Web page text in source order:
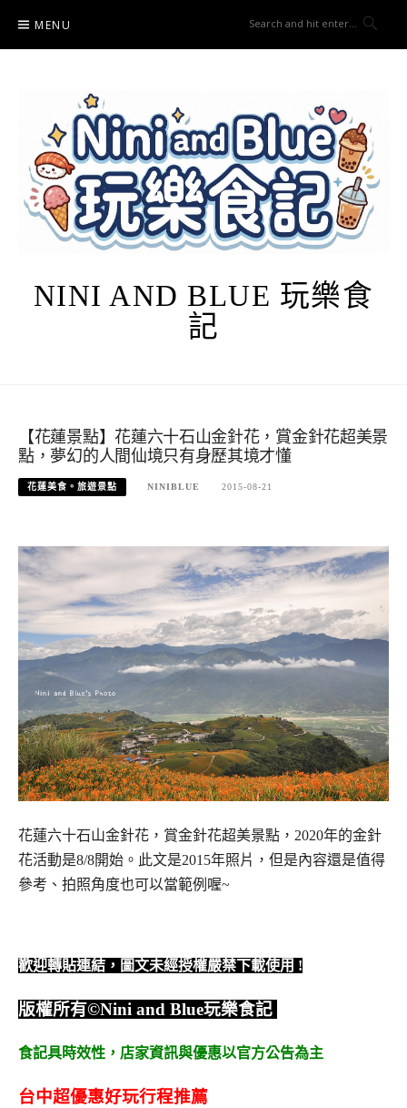
content
MENU
NINI AND BLUE 玩樂食
記
【花蓮景點】花蓮六十石山金針花，賞金針花超美景
點，夢幻的人間仙境只有身歷其境才懂
花蓮美食。旅遊景點 NINIBLUE 2015-08-21
花蓮六十石山金針花，賞金針花超美景點，2020年的金針
花活動是8/8開始。此文是2015年照片，但是內容還是值得
參考、拍照角度也可以當範例喔~
歡迎轉貼連結，圖文未經授權嚴禁下載使用 !
版權所有©Nini and Blue玩樂食記
食記具時效性， 店家資訊與優惠以官方公告為主
台中超優惠好玩行程推薦